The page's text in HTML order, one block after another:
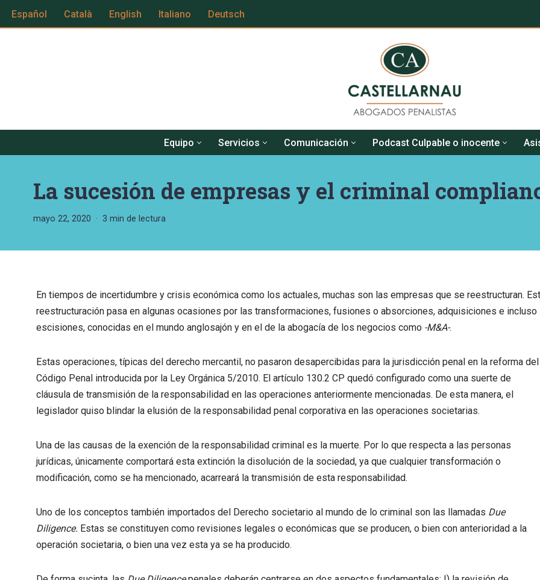
Español Català English Italiano Deutsch
Equipo Servicios Comunicación Podcast Culpable o inocente
La sucesión de empresas y el criminal
mayo 22, 2020 3 min de lectura
En tiempos de incertidumbre y crisis económica como los actuales, muchas son las empresas que se reestructuran.
reestructuración pasa en algunas ocasiones por las transformaciones, fusiones o absorciones, adquisiciones e incluso
escisiones, conocidas en el mundo anglosajón y en el de la abogacía de los negocios como -M&A-.
Estas operaciones, típicas del derecho mercantil, no pasaron desapercibidas para la jurisdicción penal en la reforma del
Código Penal introducida por la Ley Orgánica 5/2010. El artículo 130.2 CP quedó configurado como una suerte de
cláusula de transmisión de la responsabilidad en las operaciones anteriormente mencionadas. De esta manera, el
legislador quiso blindar la elusión de la responsabilidad penal corporativa en las operaciones societarias.
Una de las causas de la exención de la responsabilidad criminal es la muerte. Por lo que respecta a las personas
jurídicas, únicamente comportará esta extinción la disolución de la sociedad, ya que cualquier transformación o
modificación, como se ha mencionado, acarreará la transmisión de esta responsabilidad.
Uno de los conceptos también importados del Derecho societario al mundo de lo criminal son las llamadas Due
Diligence. Estas se constituyen como revisiones legales o económicas que se producen, o bien con anterioridad a la
operación societaria, o bien una vez esta ya se ha producido.